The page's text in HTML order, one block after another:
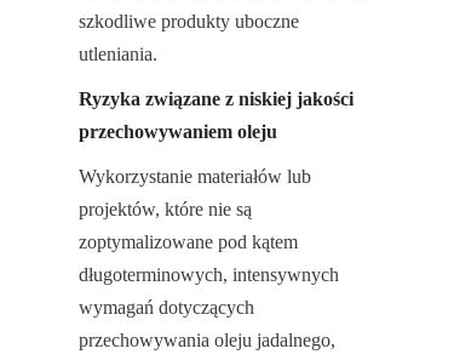
szkodliwe produkty uboczne
utleniania.
Ryzyka związane z niskiej jakości
przechowywaniem oleju
Wykorzystanie materiałów lub
projektów, które nie są
zoptymalizowane pod kątem
długoterminowych, intensywnych
wymagań dotyczących
przechowywania oleju jadalnego,